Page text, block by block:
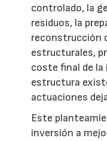
controlado, la
residuos, la
reconstrucción
estructurales,
coste final de la
estructura
actuaciones
Este
inversión a